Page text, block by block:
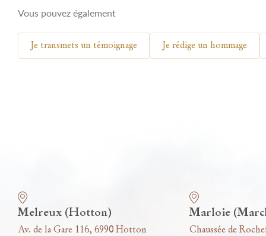
Vous pouvez également
Je transmets un témoignage Je rédige un hommage
Melreux (Hotton)
Av. de la Gare 116, 6990 Hotton
Marloie
Chaussée de